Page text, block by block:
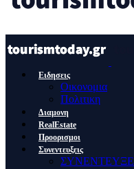
Ειδησεις
Οικονομια
Πολιτικη
Διαμονη
RealEstate
Προορισμοι
Συνεντευξεις